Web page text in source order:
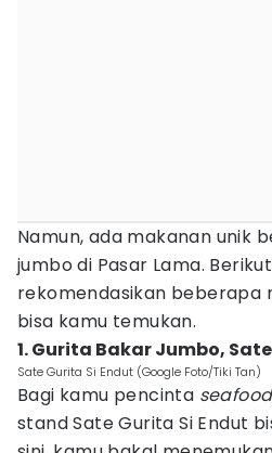
Namun, ada makanan unik
jumbo di Pasar Lama. Berikut
rekomendasikan beberapa
bisa kamu temukan.
1. Gurita Bakar Jumbo,
Sate Gurita Si Endut (Google Foto/Tiki Tan)
Bagi kamu pencinta seafood
stand Sate Gurita Si Endut